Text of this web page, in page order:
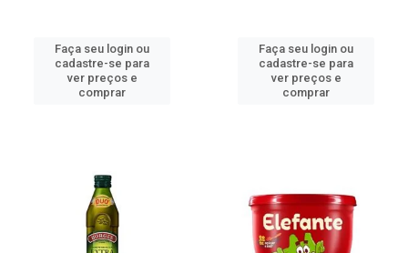
Faça seu login ou
cadastre-se para
ver preços e
comprar
Faça seu login ou
cadastre-se para
ver preços e
comprar